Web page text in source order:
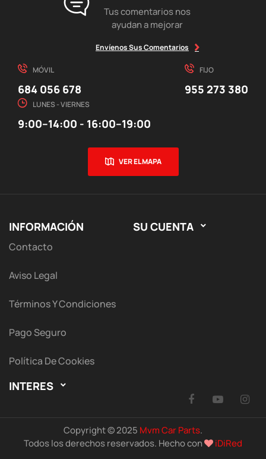
Tus comentarios nos
ayudan a mejorar
Envíenos Sus Comentarios
MÓVIL
684 056 678
FIJO
955 273 380
LUNES - VIERNES
9:00–14:00 - 16:00–19:00
VER EL MAPA
INFORMACIÓN
Contacto
Aviso Legal
Términos Y Condiciones
Pago Seguro
Política De Cookies
SU CUENTA 
INTERES 
Facebook
Copyright © 2025 Mvm Car Parts.
Todos los derechos reservados. Hecho con
iDiRed